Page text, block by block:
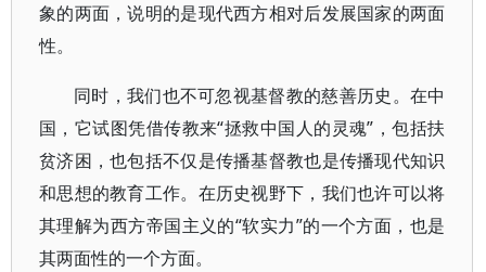
象的两面，说明的是现代西方相对后发展国家的两面
性。
同时，我们也不可忽视基督教的慈善历史。在中
国，它试图凭借传教来“拯救中国人的灵魂”，包括扶
贫济困，也包括不仅是传播基督教也是传播现代知识
和思想的教育工作。在历史视野下，我们也许可以将
其理解为西方帝国主义的“软实力”的一个方面，也是
其两面性的一个方面。